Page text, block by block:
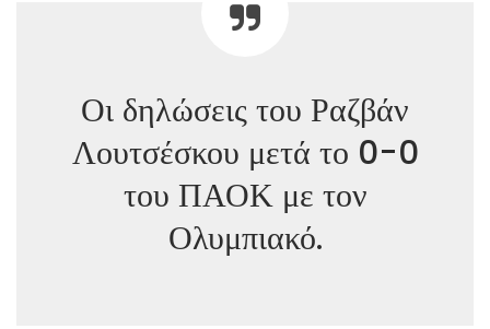
Οι δηλώσεις του Ραζβάν
Λουτσέσκου μετά το 0-0
του ΠΑΟΚ με τον
Ολυμπιακό.